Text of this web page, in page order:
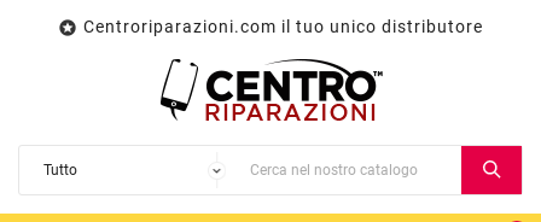
 Centroriparazioni.com il tuo unico distributore